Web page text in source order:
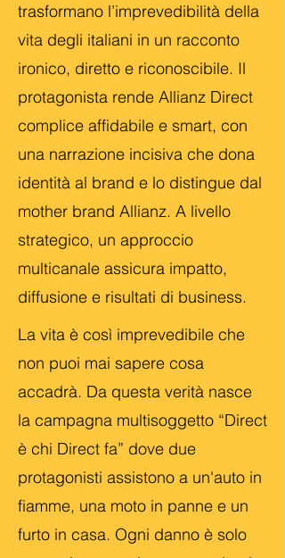
trasformano l’imprevedibilità della
vita degli italiani in un racconto
ironico, diretto e riconoscibile. Il
protagonista rende Allianz Direct
complice affidabile e smart, con
una narrazione incisiva che dona
identità al brand e lo distingue dal
mother brand Allianz. A livello
strategico, un approccio
multicanale assicura impatto,
diffusione e risultati di business.
La vita è così imprevedibile che
non puoi mai sapere cosa
accadrà. Da questa verità nasce
la campagna multisoggetto “Direct
è chi Direct fa” dove due
protagonisti assistono a un'auto in
fiamme, una moto in panne e un
furto in casa. Ogni danno è solo